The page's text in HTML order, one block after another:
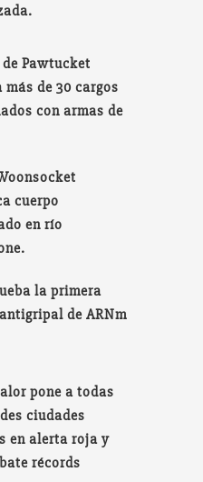
Pawtucket
de 30 cargos
con armas de
cuerpo
en río
la primera
de ARNm
pone a todas
ciudades
en alerta roja y
récords